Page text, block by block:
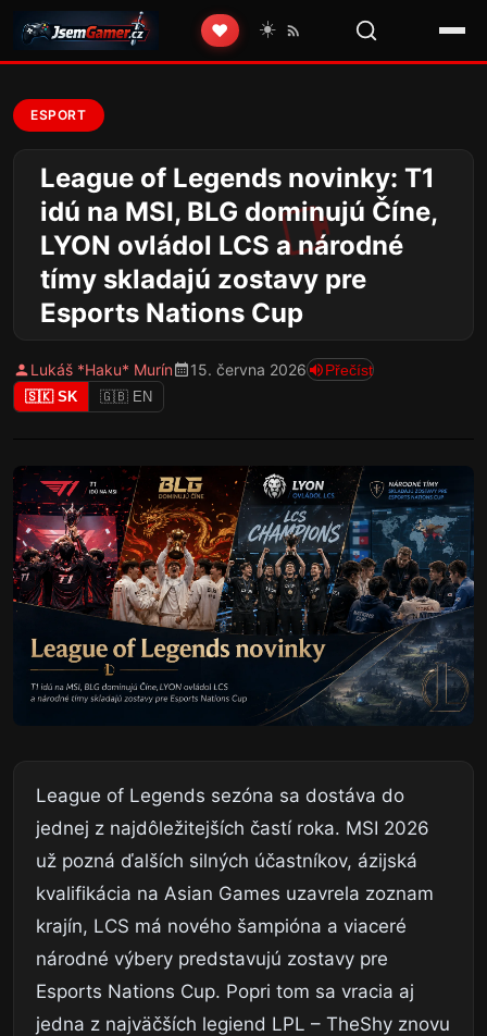
❤️ ☀️
ESPORT
League of Legends novinky: T1
idú na MSI, BLG dominujú Číne,
LYON ovládol LCS a národné
tímy skladajú zostavy pre
Esports Nations Cup
Lukáš *Haku* Murín 15. června 2026 Přečíst
🇸🇰 SK 🇬🇧 EN
League of Legends sezóna sa dostáva do
jednej z najdôležitejších častí roka. MSI 2026
už pozná ďalších silných účastníkov, ázijská
kvalifikácia na Asian Games uzavrela zoznam
krajín, LCS má nového šampióna a viaceré
národné výbery predstavujú zostavy pre
Esports Nations Cup. Popri tom sa vracia aj
jedna z najväčších legiend LPL – TheShy znovu